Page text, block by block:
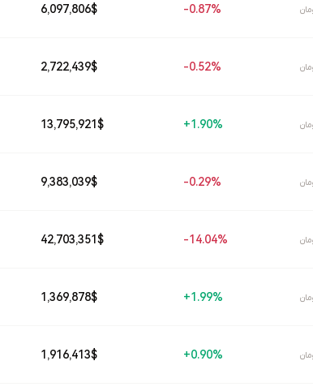
0.87%-
$
6,097,806
0.52%-
$
2,722,439
1.90%+
$
13,795,921
0.29%-
$
9,383,039
14.04%-
$
42,703,351
1.99%+
$
1,369,878
0.90%+
$
1,916,413